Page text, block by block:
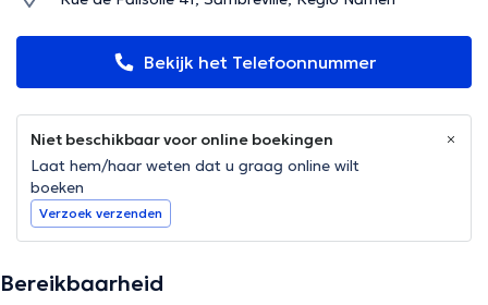
Bekijk het Telefoonnummer
Niet beschikbaar voor online boekingen
Laat hem/haar weten dat u graag online wilt
boeken
Verzoek verzenden
Bereikbaarheid